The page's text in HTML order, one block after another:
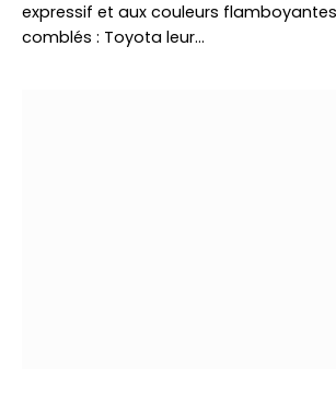
expressif et aux couleurs
comblés : Toyota leur…